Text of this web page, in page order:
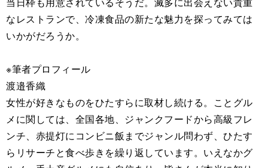
なレストランで、冷凍食品の新たな魅力を探ってみては
いかがだろうか。
※筆者プロフィール
渡邉香織
女性が好きなものをひたすらに取材し続ける。ことグル
メに関しては、全国各地、ジャンクフードから高級フレ
ンチ、赤提灯にコンビニ飯までジャンル問わず、ひたす
らリサーチと食べ歩きを繰り返しています。いえなかグ